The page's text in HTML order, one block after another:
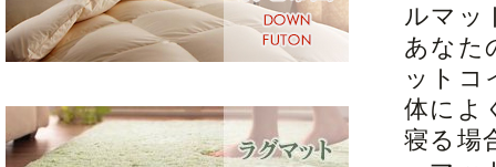
ルマッ
あなた
ットコ
体によ
寝る場